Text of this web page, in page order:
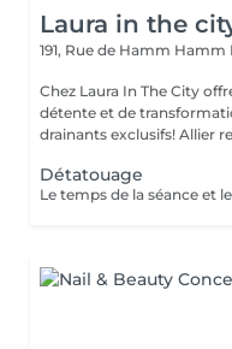
Laura in the
191, Rue de Hamm Hamm
Chez Laura In The City
détente et de
drainants exclusifs!
Détatouage